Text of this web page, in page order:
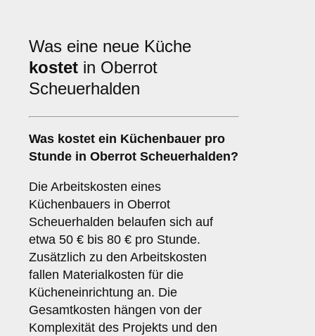
Was eine neue Küche
kostet in Oberrot
Scheuerhalden
Was kostet ein Küchenbauer pro
Stunde in Oberrot Scheuerhalden?
Die Arbeitskosten eines
Küchenbauers in Oberrot
Scheuerhalden belaufen sich auf
etwa 50 € bis 80 € pro Stunde.
Zusätzlich zu den Arbeitskosten
fallen Materialkosten für die
Kücheneinrichtung an. Die
Gesamtkosten hängen von der
Komplexität des Projekts und den